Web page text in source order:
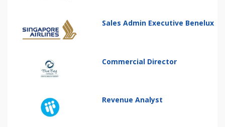
Sales Admin Executive Benelux
Commercial Director
Revenue Analyst